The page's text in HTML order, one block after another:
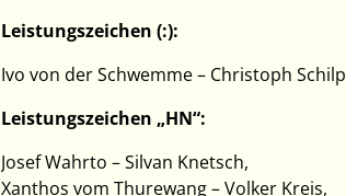
Leistungszeichen (:):
Ivo von der Schwemme – Christoph Schilp
Leistungszeichen „HN“:
Josef Wahrto – Silvan Knetsch,
Xanthos vom Thurewang – Volker Kreis,